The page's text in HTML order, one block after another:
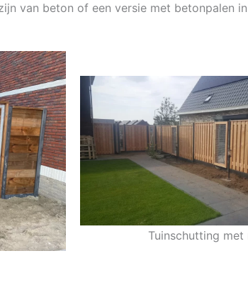
van beton of een versie met betonpalen
Tuinschutting met